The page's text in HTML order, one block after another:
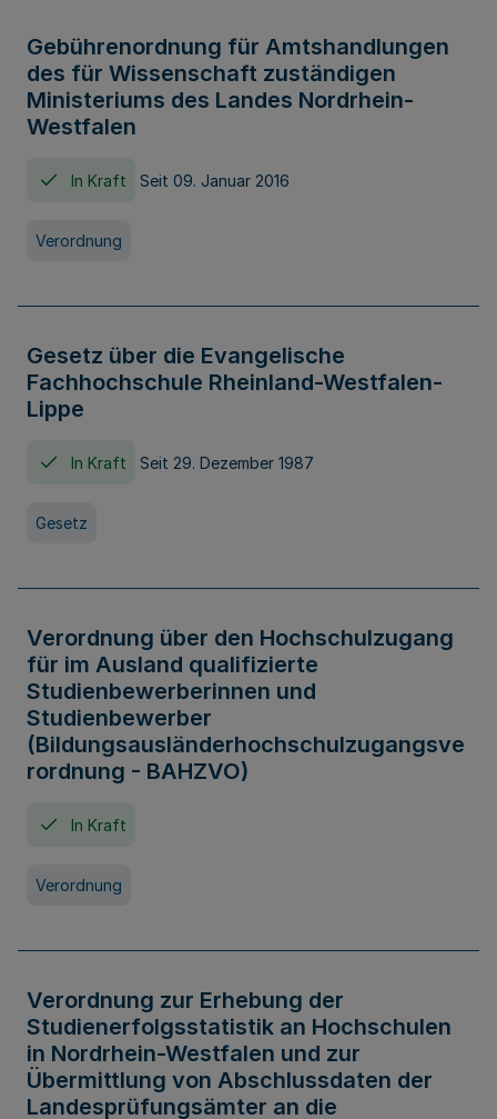
Gebührenordnung für Amtshandlungen
des für Wissenschaft zuständigen
Ministeriums des Landes Nordrhein-
Westfalen
In Kraft Seit 09. Januar 2016
Verordnung
Gesetz über die Evangelische
Fachhochschule Rheinland-Westfalen-
Lippe
In Kraft Seit 29. Dezember 1987
Gesetz
Verordnung über den Hochschulzugang
für im Ausland qualifizierte
Studienbewerberinnen und
Studienbewerber
(Bildungsausländerhochschulzugangsve
rordnung - BAHZVO)
In Kraft
Verordnung
Verordnung zur Erhebung der
Studienerfolgsstatistik an Hochschulen
in Nordrhein-Westfalen und zur
Übermittlung von Abschlussdaten der
Landesprüfungsämter an die